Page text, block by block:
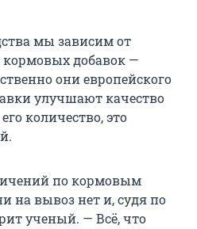
мы зависим от
кормовых добавок —
они европейского
улучшают качество
количество, это
по кормовым
на вывоз нет и, судя по
ученый. — Всё, что